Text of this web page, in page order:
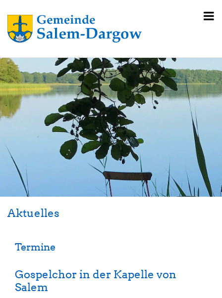
Aktuelles
Termine
Gospelchor in der Kapelle von
Salem